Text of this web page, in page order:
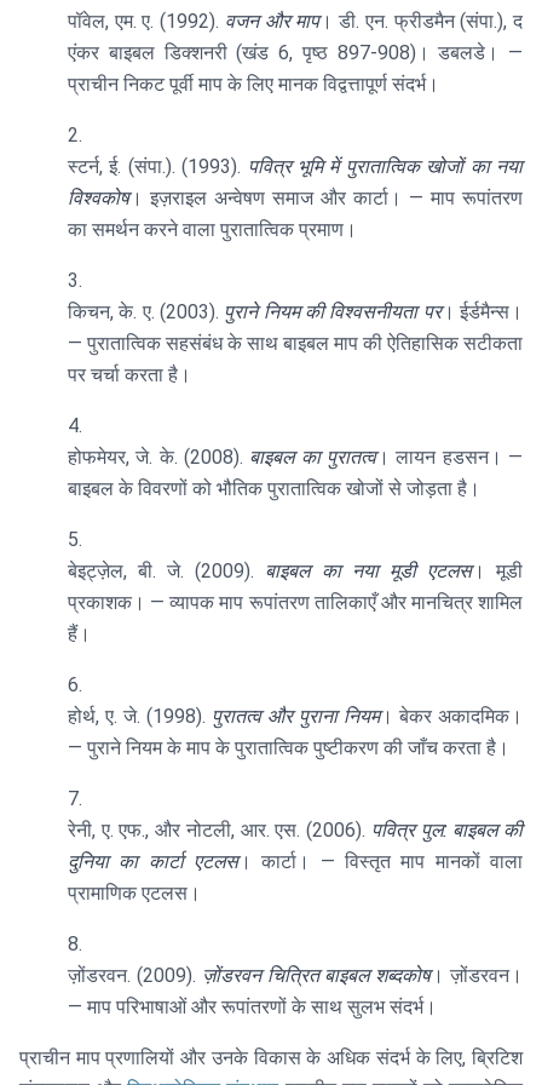
पॉवेल, एम. ए. (1992). वजन और माप। डी. एन. फ्रीडमैन (संपा.), द
एंकर बाइबल डिक्शनरी (खंड 6, पृष्ठ 897-908)। डबलडे। —
प्राचीन निकट पूर्वी माप के लिए मानक विद्वत्तापूर्ण संदर्भ।
स्टर्न, ई. (संपा.). (1993). पवित्र भूमि में पुरातात्विक खोजों का नया
विश्वकोष। इज़राइल अन्वेषण समाज और कार्टा। — माप रूपांतरण
का समर्थन करने वाला पुरातात्विक प्रमाण।
किचन, के. ए. (2003). पुराने नियम की विश्वसनीयता पर। ईर्डमैन्स।
— पुरातात्विक सहसंबंध के साथ बाइबल माप की ऐतिहासिक सटीकता
पर चर्चा करता है।
होफमेयर, जे. के. (2008). बाइबल का पुरातत्व। लायन हडसन। —
बाइबल के विवरणों को भौतिक पुरातात्विक खोजों से जोड़ता है।
बेइट्ज़ेल, बी. जे. (2009). बाइबल का नया मूडी एटलस। मूडी
प्रकाशक। — व्यापक माप रूपांतरण तालिकाएँ और मानचित्र शामिल
हैं।
होर्थ, ए. जे. (1998). पुरातत्व और पुराना नियम। बेकर अकादमिक।
— पुराने नियम के माप के पुरातात्विक पुष्टीकरण की जाँच करता है।
रेनी, ए. एफ., और नोटली, आर. एस. (2006). पवित्र पुल: बाइबल की
दुनिया का कार्टा एटलस। कार्टा। — विस्तृत माप मानकों वाला
प्रामाणिक एटलस।
ज़ोंडरवन. (2009). ज़ोंडरवन चित्रित बाइबल शब्दकोष। ज़ोंडरवन।
— माप परिभाषाओं और रूपांतरणों के साथ सुलभ संदर्भ।
प्राचीन माप प्रणालियों और उनके विकास के अधिक संदर्भ के लिए, ब्रिटिश